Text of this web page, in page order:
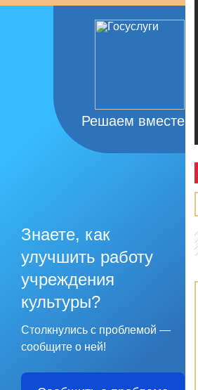
Решаем вместе
Знаете, как
улучшить работу
учреждения
культуры?
Столкнулись с проблемой —
сообщите о ней!